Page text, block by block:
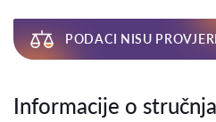
PODACI NISU
Informacije o